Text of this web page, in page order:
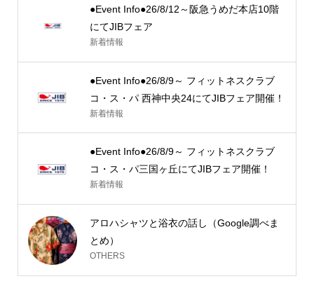
●Event Info●26/8/12～阪急うめだ本店10階
にてJIBフェア
新着情報
●Event Info●26/8/9～ フィットネスクラブ
コ・ス・パ 西神中央24にてJIBフェア開催！
新着情報
●Event Info●26/8/9～ フィットネスクラブ
コ・ス・パ三国ヶ丘にてJIBフェア開催！
新着情報
アロハシャツと浴衣の話し（Google調べま
とめ）
OTHERS